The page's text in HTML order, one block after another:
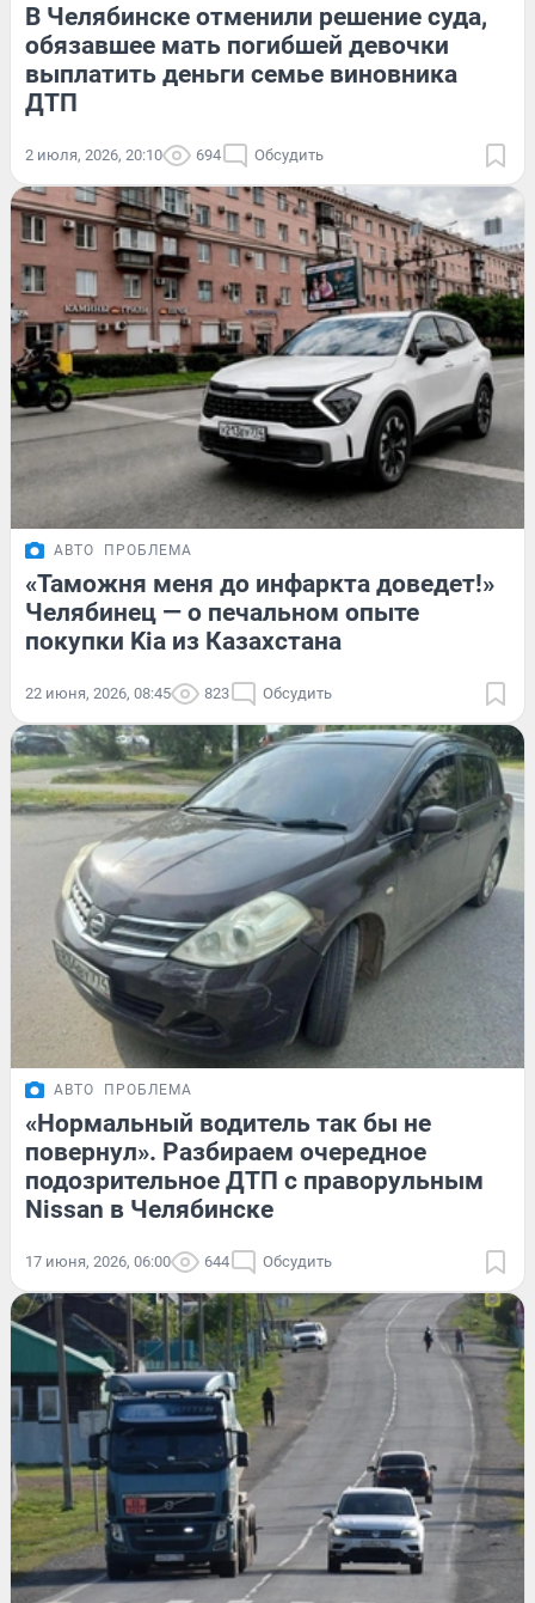
В Челябинске отменили решение суда,
обязавшее мать погибшей девочки
выплатить деньги семье виновника
ДТП
2 июля, 2026, 20:10 694 Обсудить
АВТО ПРОБЛЕМА
«Таможня меня до инфаркта доведет!»
Челябинец — о печальном опыте
покупки Kia из Казахстана
22 июня, 2026, 08:45 823 Обсудить
АВТО ПРОБЛЕМА
«Нормальный водитель так бы не
повернул». Разбираем очередное
подозрительное ДТП с праворульным
Nissan в Челябинске
17 июня, 2026, 06:00 644 Обсудить